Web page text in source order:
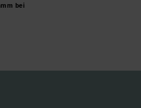
bei